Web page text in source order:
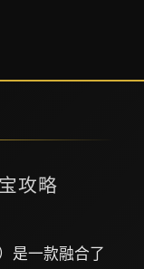
攻略
是一款融合了